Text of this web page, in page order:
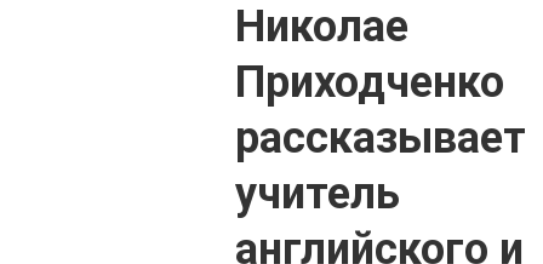
Николае
Приходченко
рассказывает
учитель
английского и